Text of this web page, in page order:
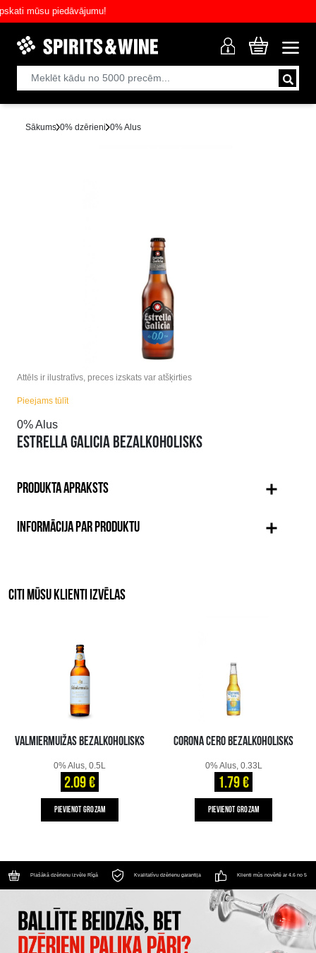
mūsu piedāvājumu!
Sākums 0% dzērieni 0% Alus
Attēls ir ilustratīvs, preces izskats var atšķirties
Pieejams tūlīt
0% Alus
ESTRELLA GALICIA BEZALKOHOLISKS
PRODUKTA APRAKSTS
INFORMĀCIJA PAR PRODUKTU
CITI MŪSU KLIENTI IZVĒLAS
VALMIERMUIŽAS BEZALKOHOLISKS
0% Alus, 0.5L
2.09 €
PIEVIENOT GROZAM
CORONA CERO BEZALKOHOLISKS
0% Alus, 0.33L
1.79 €
PIEVIENOT GROZAM
Plašākā dzērienu izvēle Rīgā Kvalitatīvu dzērienu garantija Klienti mūs novērtē ar 4.6 no 5